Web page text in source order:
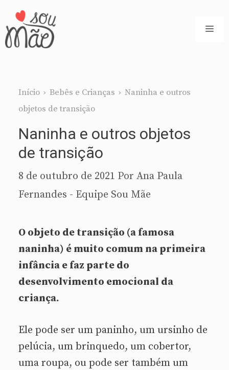
Pular
para
Início › Bebês e Crianças › Naninha e outros
objetos de transição
Naninha e outros objetos
de transição
8 de outubro de 2021 Por Ana Paula
Fernandes - Equipe Sou Mãe
O objeto de transição (a famosa
naninha) é muito comum na primeira
infância e faz parte do
desenvolvimento emocional da
criança.
Ele pode ser um paninho, um ursinho de
pelúcia, um brinquedo, um cobertor,
uma roupa, ou pode ser também um